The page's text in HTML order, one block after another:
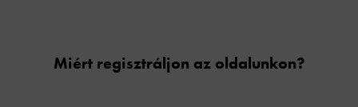
Miért regisztráljon az oldalunkon?